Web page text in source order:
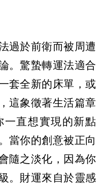
過於前衛而被周遭
。驚蟄轉運法適合
套全新的床單，或
這象徵著生活篇章
一直想實現的新點
當你的創意被正向
隨之淡化，因為你
。財運來自於靈感